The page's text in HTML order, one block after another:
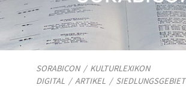
SORABICON/ KULTURLEXIKON
DIGITAL / ARTIKEL / SIEDLUNGSGEBIET